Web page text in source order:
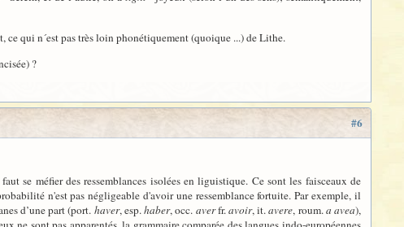
ce qui n´est pas très loin phonétiquement (quoique ...) de Lithe.
?
#6
se méfier des ressemblances isolées en liguistique. Ce sont les faisceaux de
n'est pas négligeable d'avoir une ressemblance fortuite. Par exemple, il
d’une part (port. haver, esp.haber, occ. averfr.avoir, it.avere, roum.a avea),